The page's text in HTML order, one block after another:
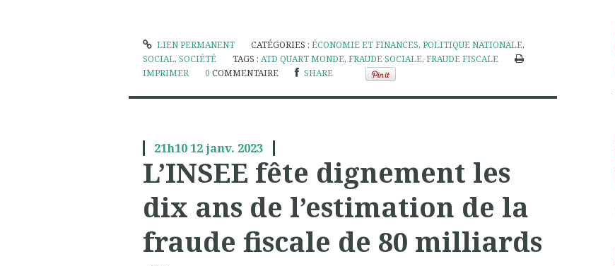
LIEN PERMANENT CATÉGORIES :ÉCONOMIE ET FINANCES,POLITIQUE NATIONALE,
SOCIAL, SOCIÉTÉ TAGS : ATD QUART MONDE, FRAUDE SOCIALE, FRAUDE FISCALE
IMPRIMER
0 COMMENTAIRE SHARE
21h10 12janv. 2023
L’INSEE fête dignement les
dix ans de l’estimation de la
fraude fiscale de 80 milliards